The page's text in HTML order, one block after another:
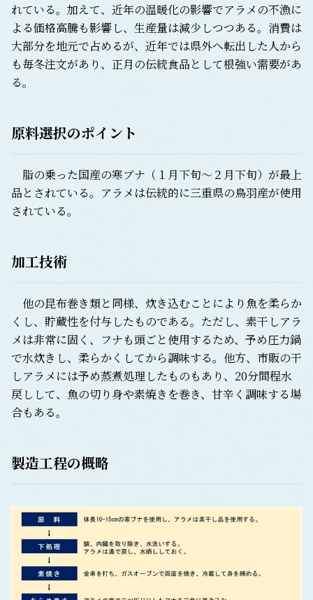
れている。加えて、近年の温暖化の影響でアラメの不漁に
よる価格高騰も影響し、生産量は減少しつつある。消費は
大部分を地元で占めるが、近年では県外へ転出した人から
も毎冬注文があり、正月の伝統食品として根強い需要があ
る。
原料選択のポイント
脂の乗った国産の寒ブナ（１月下旬～２月下旬）が最上
品とされている。アラメは伝統的に三重県の鳥羽産が使用
されている。
加工技術
他の昆布巻き類と同様、炊き込むことにより魚を柔らか
くし、貯蔵性を付与したものである。ただし、素干しアラ
メは非常に固く、フナも頭ごと使用するため、予め圧力鍋
で水炊きし、柔らかくしてから調味する。他方、市販の干
しアラメには予め蒸煮処理したものもあり、20分間程水
戻しして、魚の切り身や素焼きを巻き、甘辛く調味する場
合もある。
製造工程の概略